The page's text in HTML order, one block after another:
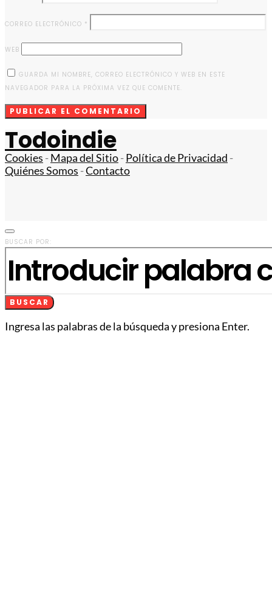
CORREO ELECTRÓNICO *
WEB
GUARDA MI NOMBRE, CORREO ELECTRÓNICO Y WEB EN ESTE
NAVEGADOR PARA LA PRÓXIMA VEZ QUE COMENTE.
Todoindie
Cookies -Mapa del Sitio-Política de Privacidad -
Quiénes Somos -Contacto
BUSCAR POR:
BUSCAR
Ingresa las palabras de la búsqueda y presiona Enter.